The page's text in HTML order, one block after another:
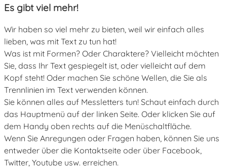
Es gibt viel mehr!
Wir haben so viel mehr zu bieten, weil wir einfach alles
lieben, was mit Text zu tun hat!
Was ist mit Formen? Oder Charaktere? Vielleicht möchten
Sie, dass Ihr Text gespiegelt ist, oder vielleicht auf dem
Kopf steht! Oder machen Sie schöne Wellen, die Sie als
Trennlinien im Text verwenden können.
Sie können alles auf Messletters tun! Schaut einfach durch
das Hauptmenü auf der linken Seite. Oder klicken Sie auf
dem Handy oben rechts auf die Menüschaltfläche.
Wenn Sie Anregungen oder Fragen haben, können Sie uns
entweder über die Kontaktseite oder über Facebook,
Twitter, Youtube usw. erreichen.